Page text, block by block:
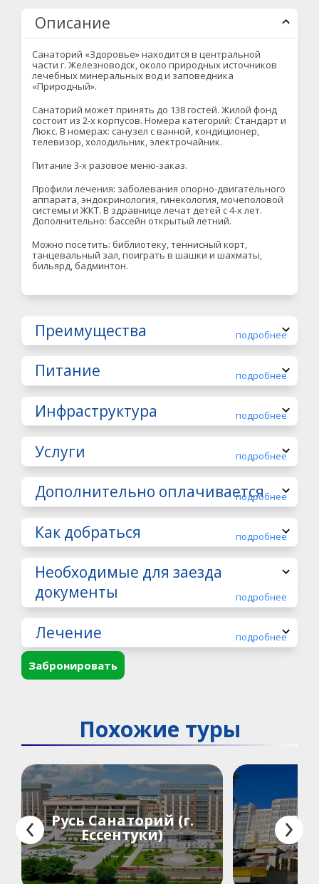
Описание
Санаторий «Здоровье» находится в центральной
части г. Железноводск, около природных источников
лечебных минеральных вод и заповедника
«Природный».
Санаторий может принять до 138 гостей. Жилой фонд
состоит из 2-х корпусов. Номера категорий: Стандарт и
Люкс. В номерах: санузел с ванной, кондиционер,
телевизор, холодильник, электрочайник.
Питание 3-х разовое меню-заказ.
Профили лечения: заболевания опорно-двигательного
аппарата, эндокринология, гинекология, мочеполовой
системы и ЖКТ. В здравнице лечат детей с 4-х лет.
Дополнительно: бассейн открытый летний.
Можно посетить: библиотеку, теннисный корт,
танцевальный зал, поиграть в шашки и шахматы,
бильярд, бадминтон.
Преимущества подробнее
Питание подробнее
Инфраструктура подробнее
Услуги подробнее
Дополнительно оплачивается
подробнее
Как добраться подробнее
Необходимые для заезда
документы
подробнее
Лечение подробнее
Забронировать
Похожие туры
Русь Санаторий (г.
Ессентуки)